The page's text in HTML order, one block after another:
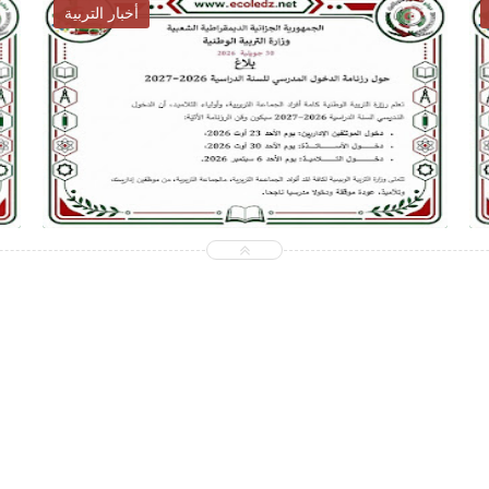
أخبار التوظيف
2026-07-28
ecoledz.net